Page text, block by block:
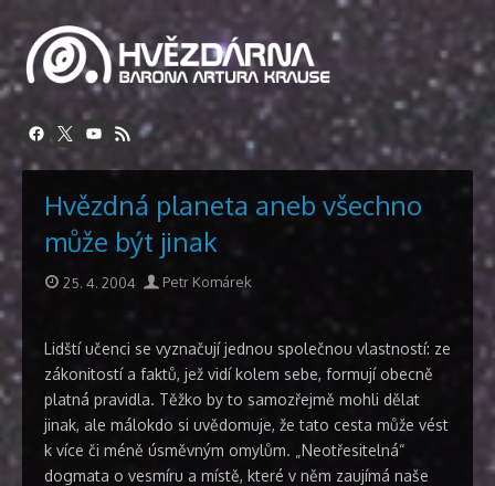
na
obsah
Hvězdná planeta aneb všechno
může být jinak
Publikováno
25. 4. 2004 Autor
Petr Komárek
Lidští učenci se vyznačují jednou společnou vlastností: ze
zákonitostí a faktů, jež vidí kolem sebe, formují obecně
platná pravidla. Těžko by to samozřejmě mohli dělat
jinak, ale málokdo si uvědomuje, že tato cesta může vést
k více či méně úsměvným omylům. „Neotřesitelná“
dogmata o vesmíru a místě, které v něm zaujímá naše